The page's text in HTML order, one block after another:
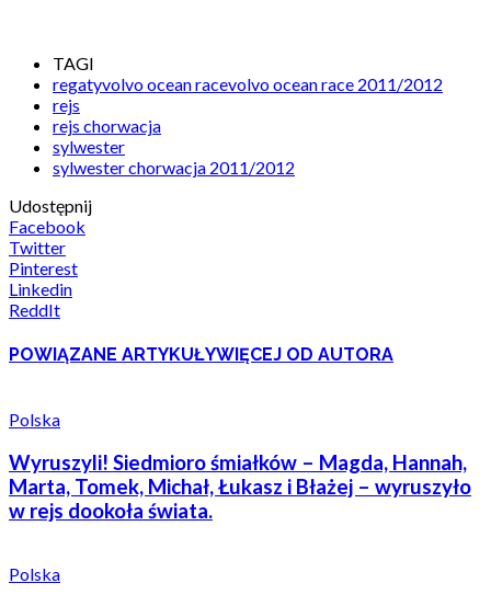
TAGI
regatyvolvo ocean racevolvo ocean race 2011/2012
rejs
rejs chorwacja
sylwester
sylwester chorwacja 2011/2012
Udostępnij
Facebook
Twitter
Pinterest
Linkedin
ReddIt
POWIĄZANE ARTYKUŁYWIĘCEJ OD AUTORA
Polska
Wyruszyli! Siedmioro śmiałków – Magda, Hannah,
Marta, Tomek, Michał, Łukasz i Błażej – wyruszyło
w rejs dookoła świata.
Polska